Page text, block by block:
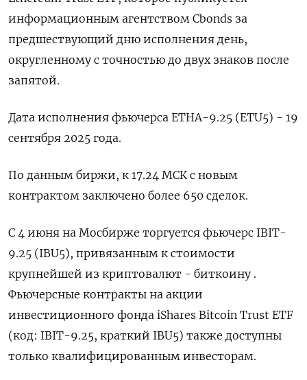
информационным агентством Cbonds за
предшествующий дню исполнения день,
округленному с точностью до двух знаков после
запятой.
Дата исполнения фьючерса ETHA-9.25 (ETU5) - 19
сентября 2025 года.
По данным биржи, к 17.24 МСК с новым
контрактом заключено более 650 сделок.
С 4 июня на Мосбирже торгуется фьючерс IBIT-
9.25 (IBU5), привязанным к стоимости
крупнейшей из криптовалют - биткоину .
Фьючерсные контракты на акции
инвестиционного фонда iShares Bitcoin Trust ETF
(код: IBIT-9.25, краткий IBU5) также доступны
только квалифицированным инвесторам.